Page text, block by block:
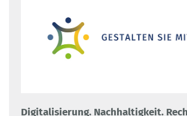
Digitalisierung. Nachhaltigkeit.